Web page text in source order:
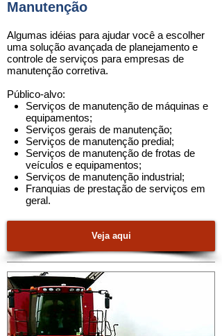
Manutenção
Algumas idéias para ajudar você a escolher
uma solução avançada de planejamento e
controle de serviços para empresas de
manutenção corretiva.
Público-alvo:
Serviços de manutenção de máquinas e
equipamentos;
Serviços gerais de manutenção;
Serviços de manutenção predial;
Serviços de manutenção de frotas de
veículos e equipamentos;
Serviços de manutenção industrial;
Franquias de prestação de serviços em
geral.
Veja aqui